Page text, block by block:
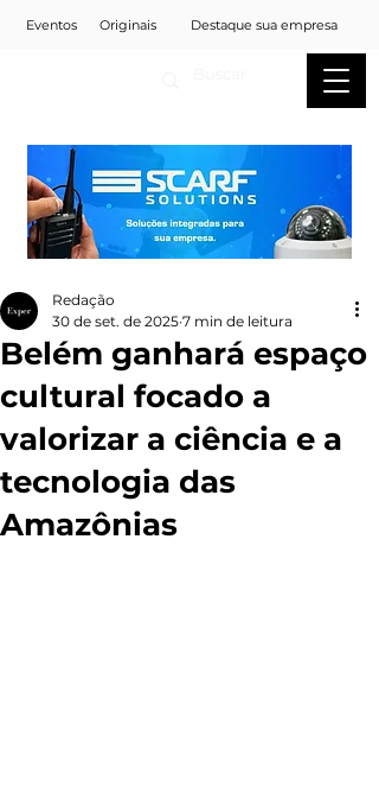
Eventos Originais Destaque sua empresa
Belém ganhará espaço
cultural focado a
valorizar a ciência e a
tecnologia das
Amazônias
Redação
30 de set. de 2025 7 min de leitura